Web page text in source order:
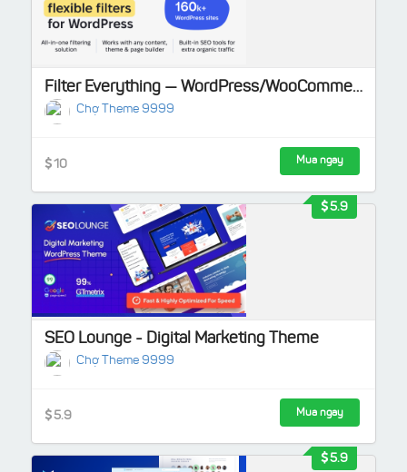
Filter Everything — WordPress/WooCommerce Product Filter
Chợ Theme 9999
10 Mua ngay
SEO Lounge - Digital Marketing Theme
Chợ Theme 9999
5.9 Mua ngay
5.9
5.9